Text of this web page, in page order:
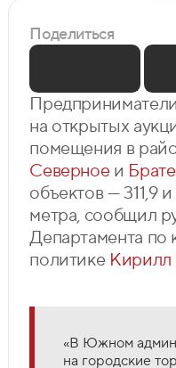
на открытых
помещения в
Северноеи
объектов — 311,9
метра, сообщил
Департамента по
политике Кирилл
«В Южном
на городские
Поделиться